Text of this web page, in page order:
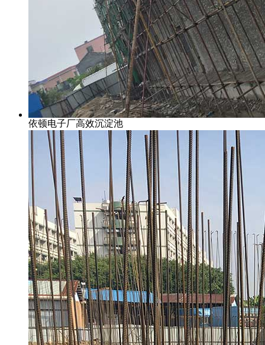
依顿电子厂高效沉淀池